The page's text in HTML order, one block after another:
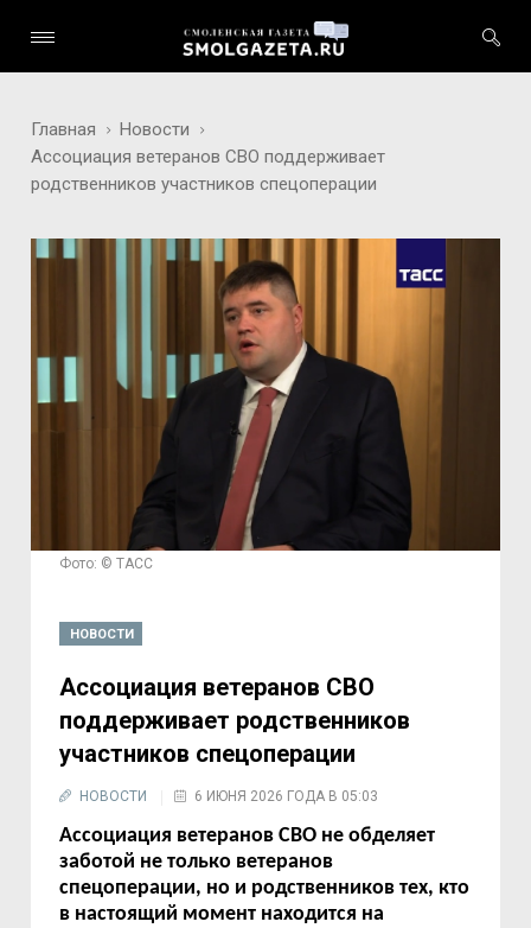
Главная
Новости
Ассоциация ветеранов СВО поддерживает
родственников участников спецоперации
Фото: © ТАСС
НОВОСТИ
Ассоциация ветеранов СВО
поддерживает родственников
участников спецоперации
НОВОСТИ 6 ИЮНЯ 2026 ГОДА В 05:03
Ассоциация ветеранов СВО не обделяет
заботой не только ветеранов
спецоперации, но и родственников тех, кто
в настоящий момент находится на